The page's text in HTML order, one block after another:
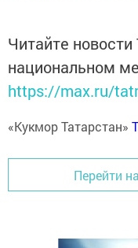
Читайте новости
национальном
https://max.ru/
«Кукмор Татарстан»
Перейти